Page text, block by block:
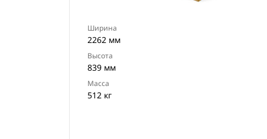
Ширина
2262 мм
Высота
839 мм
Масса
512 кг